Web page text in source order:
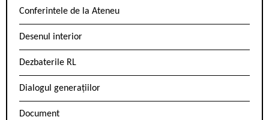
Conferintele de la Ateneu
Desenul interior
Dezbaterile RL
Dialogul generațiilor
Document